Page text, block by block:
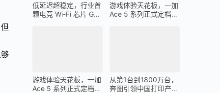
低延迟超稳定，行业首
颗电竞 Wi-Fi 芯片 G1
游戏体验天花板，一加
Ace 5 系列正式定档
游戏体验天花板，一加
Ace 5 系列正式定档
从第1台到1800万台，
奔图引领中国打印产业